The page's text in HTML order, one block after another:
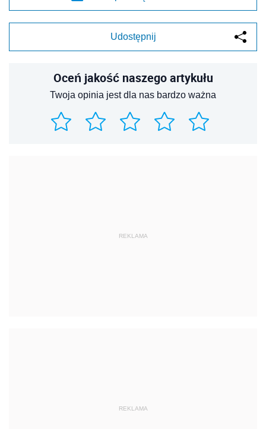
Udostępnij
Oceń jakość naszego artykułu
Twoja opinia jest dla nas bardzo ważna
REKLAMA
REKLAMA